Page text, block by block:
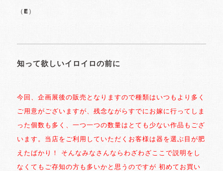
（E）
知って欲しいイロイロの前に
今回、企画展後の販売となりますので種類はいつもより多く
ご用意がございますが、残念ながらすでにお嫁に行ってしま
った個数も多く、一つ一つの数量はとても少ない作品もござ
います。当店をご利用していただくお客様は器を選ぶ目が肥
えたばかり！ そんなみなさんならわざわざここで説明をし
なくてもご存知の方も多いかと思うのですが 初めてお買い